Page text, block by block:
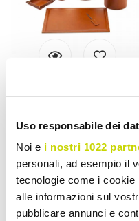
Uso responsabile dei
Noi e i nostri 1022
personali, ad esempio il
tecnologie come i
alle informazioni sul
pubblicare annunci e
in Italy Paraplubak,
Papierbak, Bureaukussen
Giulio
€ 1.175,29